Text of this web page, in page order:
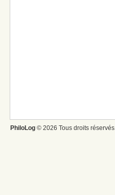
PhiloLog © 2026 Tous droits réservés.